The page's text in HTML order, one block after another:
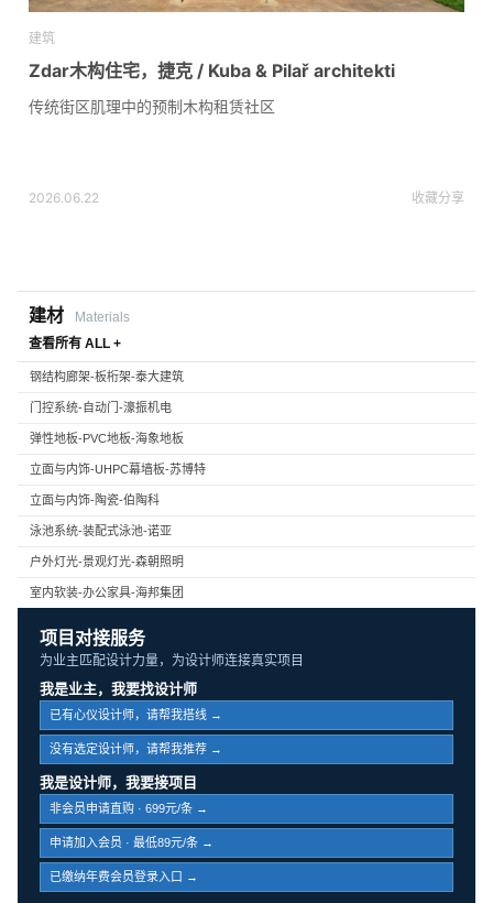
建筑
Zdar木构住宅，捷克 / Kuba & Pilař architekti
传统街区肌理中的预制木构租赁社区
2026.06.22 收藏分享
建材
Materials
查看所有 ALL +
钢结构廊架-板桁架-泰大建筑
门控系统-自动门-濠振机电
弹性地板-PVC地板-海象地板
立面与内饰-UHPC幕墙板-苏博特
立面与内饰-陶瓷-伯陶科
泳池系统-装配式泳池-诺亚
户外灯光-景观灯光-森朝照明
室内软装-办公家具-海邦集团
项目对接服务
为业主匹配设计力量，为设计师连接真实项目
我是业主，我要找设计师
已有心仪设计师，请帮我搭线 →
没有选定设计师，请帮我推荐 →
我是设计师，我要接项目
非会员申请直购 · 699元/条 →
申请加入会员 · 最低89元/条 →
已缴纳年费会员登录入口 →